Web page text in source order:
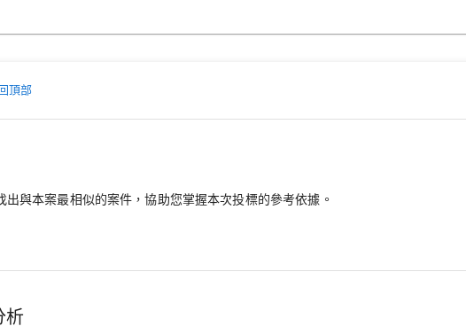
回頂部
與本案最相似的案件，協助您掌握本次投標的參考依據。
析